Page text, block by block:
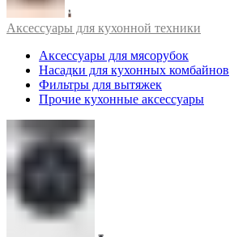
Аксессуары для кухонной техники
Аксессуары для мясорубок
Насадки для кухонных комбайнов
Фильтры для вытяжек
Прочие кухонные аксессуары